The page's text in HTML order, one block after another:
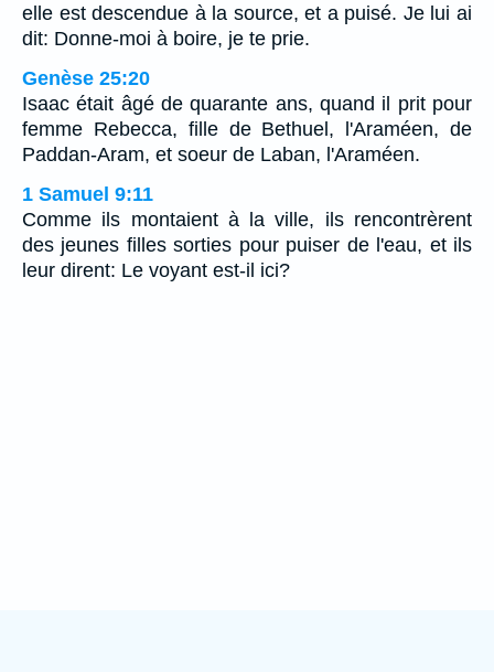
elle est descendue à la source, et a puisé. Je lui ai
dit: Donne-moi à boire, je te prie.
Genèse 25:20
Isaac était âgé de quarante ans, quand il prit pour
femme Rebecca, fille de Bethuel, l'Araméen, de
Paddan-Aram, et soeur de Laban, l'Araméen.
1 Samuel 9:11
Comme ils montaient à la ville, ils rencontrèrent
des jeunes filles sorties pour puiser de l'eau, et ils
leur dirent: Le voyant est-il ici?